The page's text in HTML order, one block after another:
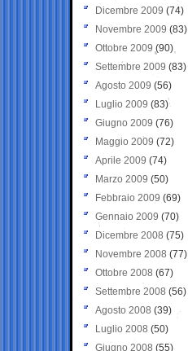
Dicembre 2009 (74)
Novembre 2009 (83)
Ottobre 2009 (90)
Settembre 2009 (83)
Agosto 2009 (56)
Luglio 2009 (83)
Giugno 2009 (76)
Maggio 2009 (72)
Aprile 2009 (74)
Marzo 2009 (50)
Febbraio 2009 (69)
Gennaio 2009 (70)
Dicembre 2008 (75)
Novembre 2008 (77)
Ottobre 2008 (67)
Settembre 2008 (56)
Agosto 2008 (39)
Luglio 2008 (50)
Giugno 2008 (55)